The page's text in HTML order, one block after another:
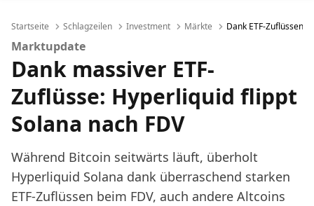
Startseite Schlagzeilen Investment Märkte Dank ETF-Zuflüssen:
Marktupdate
Dank massiver ETF-
Zuflüsse: Hyperliquid flippt
Solana nach FDV
Während Bitcoin seitwärts läuft, überholt
Hyperliquid Solana dank überraschend starken
ETF-Zuflüssen beim FDV, auch andere Altcoins